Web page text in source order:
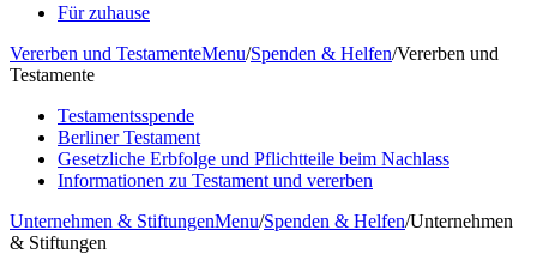
Für zuhause
Vererben und TestamenteMenu/Spenden & Helfen/Vererben und
Testamente
Testamentsspende
Berliner Testament
Gesetzliche Erbfolge und Pflichtteile beim Nachlass
Informationen zu Testament und vererben
Unternehmen & StiftungenMenu/Spenden & Helfen/Unternehmen
& Stiftungen